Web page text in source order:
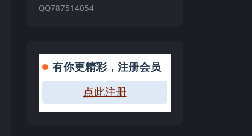
QQ787514054
有你更精彩，注册会员
点此注册